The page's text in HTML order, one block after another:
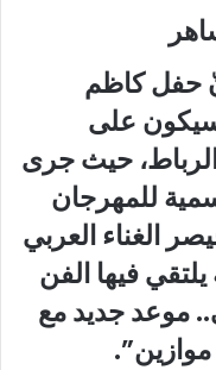
حفل كاظم
في موازين 2025، سيكون على
حيث جرى
للمهرجان
الغناء العربي
فيها الفن
موعد جديد مع